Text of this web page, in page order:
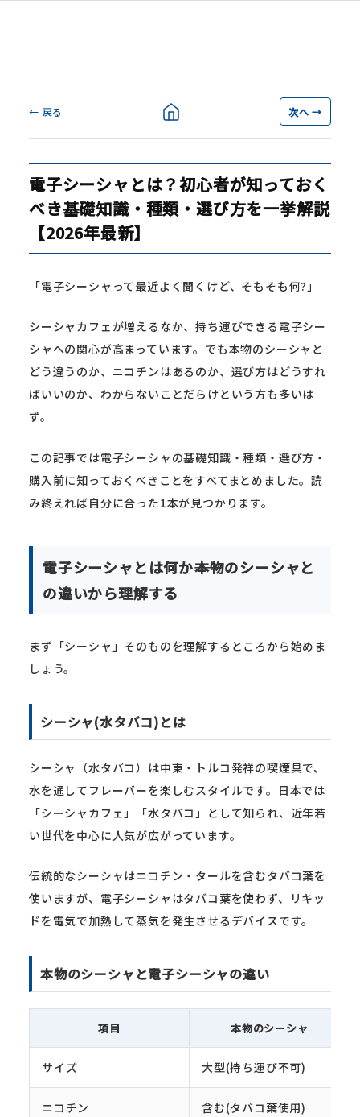
← 戻る 次へ →
電子シーシャとは？初心者が知っておく
べき基礎知識・種類・選び方を一挙解説
【2026年最新】
「電子シーシャって最近よく聞くけど、そもそも何?」
シーシャカフェが増えるなか、持ち運びできる電子シー
シャへの関心が高まっています。でも本物のシーシャと
どう違うのか、ニコチンはあるのか、選び方はどうすれ
ばいいのか、わからないことだらけという方も多いは
ず。
この記事では電子シーシャの基礎知識・種類・選び方・
購入前に知っておくべきことをすべてまとめました。読
み終えれば自分に合った1本が見つかります。
電子シーシャとは何か――本物のシーシャと
の違いから理解する
まず「シーシャ」そのものを理解するところから始めま
しょう。
シーシャ(水タバコ)とは
シーシャ（水タバコ）は中東・トルコ発祥の喫煙具で、
水を通してフレーバーを楽しむスタイルです。日本では
「シーシャカフェ」「水タバコ」として知られ、近年若
い世代を中心に人気が広がっています。
伝統的なシーシャはニコチン・タールを含むタバコ葉を
使いますが、電子シーシャはタバコ葉を使わず、リキッ
ドを電気で加熱して蒸気を発生させるデバイスです。
本物のシーシャと電子シーシャの違い
項目 本物のシーシャ
サイズ 大型(持ち運び不可)
ニコチン 含む(タバコ葉使用)